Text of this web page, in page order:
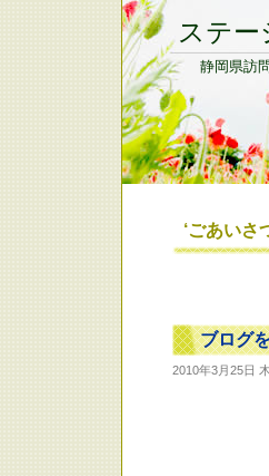
ステ
静岡県訪
‘ごあいさ
ブログ
2010年3月25日